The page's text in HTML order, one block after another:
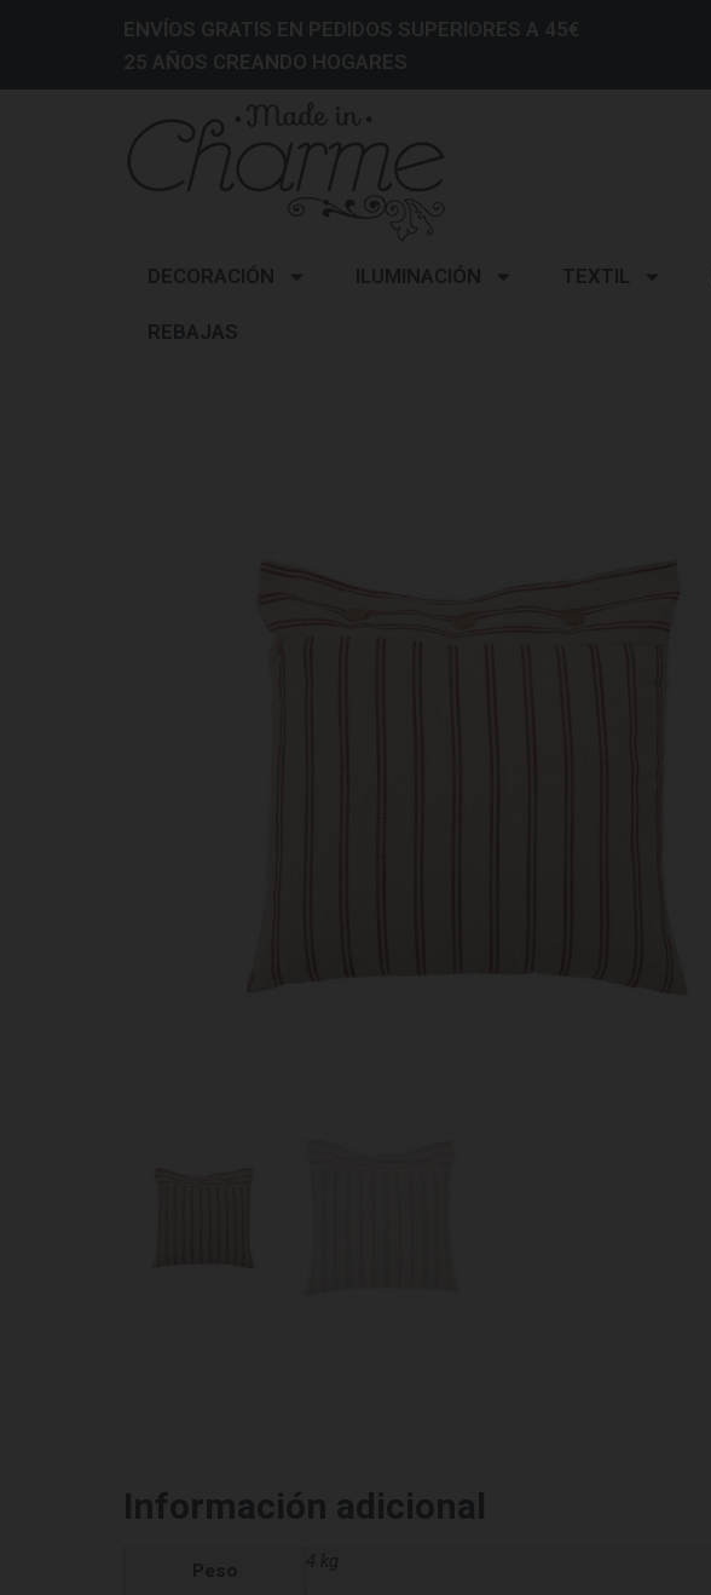
ENVÍOS GRATIS EN PEDIDOS SUPERIORES A 45€
25 AÑOS CREANDO HOGARES
DECORACIÓN ILUMINACIÓN TEXTIL
REBAJAS
Información adicional